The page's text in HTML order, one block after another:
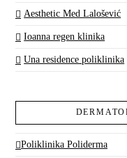
Aesthetic Med Lalošević
Ioanna regen klinika
Una residence poliklinika
Poliklinika Poliderma